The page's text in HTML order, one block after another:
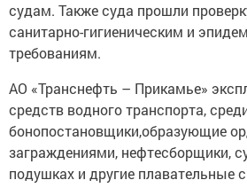
судам. Также суда прошли
санитарно-гигиеническим и
требованиям.
АО «Транснефть – Прикамье»
средств водного транспорта,
бонопостановщики,образующие
заграждениями, нефтесборщики,
подушках и другие плавательные